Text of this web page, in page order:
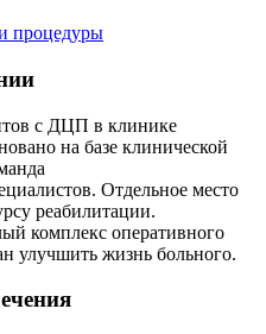
процедуры
с ДЦП в клинике
на базе клинической
Отдельное место
реабилитации.
комплекс оперативного
улучшить жизнь больного.